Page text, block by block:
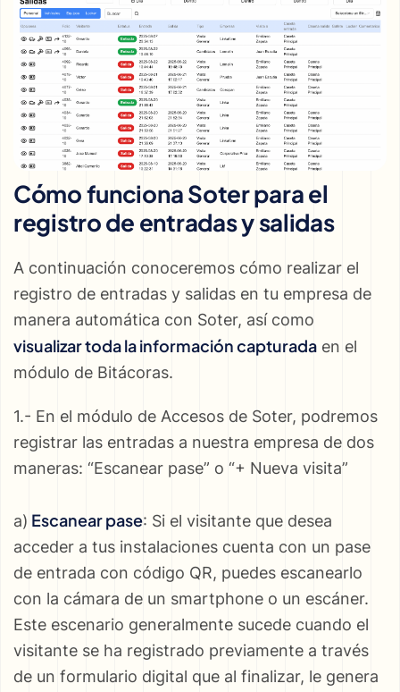
Cómo funciona Soter para el
registro de entradas y salidas
A continuación conoceremos cómo realizar el
registro de entradas y salidas en tu empresa de
manera automática con Soter, así como
visualizar toda la información capturada en el
módulo de Bitácoras.
1.- En el módulo de Accesos de Soter, podremos
registrar las entradas a nuestra empresa de dos
maneras: “Escanear pase” o “+ Nueva visita”
a) Escanear pase: Si el visitante que desea
acceder a tus instalaciones cuenta con un pase
de entrada con código QR, puedes escanearlo
con la cámara de un smartphone o un escáner.
Este escenario generalmente sucede cuando el
visitante se ha registrado previamente a través
de un formulario digital que al finalizar, le genera